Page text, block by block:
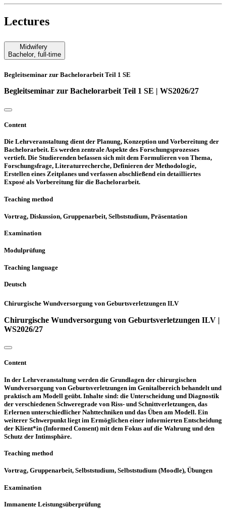
Lectures
Midwifery
Bachelor, full-time
Begleitseminar zur Bachelorarbeit Teil 1 SE
Begleitseminar zur Bachelorarbeit Teil 1 SE | WS2026/27
Content
Die Lehrveranstaltung dient der Planung, Konzeption und Vorbereitung der
Bachelorarbeit. Es werden zentrale Aspekte des Forschungsprozesses
vertieft. Die Studierenden befassen sich mit dem Formulieren von Thema,
Forschungsfrage, Literaturrecherche, Definieren der Methodologie,
Erstellen eines Zeitplanes und verfassen abschließend ein detailliertes
Exposé als Vorbereitung für die Bachelorarbeit.
Teaching method
Vortrag, Diskussion, Gruppenarbeit, Selbststudium, Präsentation
Examination
Modulprüfung
Teaching language
Deutsch
Chirurgische Wundversorgung von Geburtsverletzungen ILV
Chirurgische Wundversorgung von Geburtsverletzungen ILV |
WS2026/27
Content
In der Lehrveranstaltung werden die Grundlagen der chirurgischen
Wundversorgung von Geburtsverletzungen im Genitalbereich behandelt und
praktisch am Modell geübt. Inhalte sind: die Unterscheidung und Diagnostik
der verschiedenen Schweregrade von Riss- und Schnittverletzungen, das
Erlernen unterschiedlicher Nahttechniken und das Üben am Modell. Ein
weiterer Schwerpunkt liegt im Ermöglichen einer informierten Entscheidung
der Klient*in (Informed Consent) mit dem Fokus auf die Wahrung und den
Schutz der Intimsphäre.
Teaching method
Vortrag, Gruppenarbeit, Selbststudium, Selbststudium (Moodle), Übungen
Examination
Immanente Leistungsüberprüfung